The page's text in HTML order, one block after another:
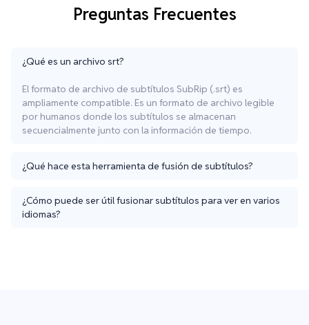
Preguntas Frecuentes
¿Qué es un archivo srt?
El formato de archivo de subtítulos SubRip (.srt) es
ampliamente compatible. Es un formato de archivo legible
por humanos donde los subtítulos se almacenan
secuencialmente junto con la información de tiempo.
¿Qué hace esta herramienta de fusión de subtítulos?
¿Cómo puede ser útil fusionar subtítulos para ver en varios
idiomas?